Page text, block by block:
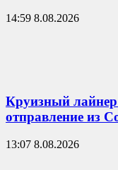
14:59 8.08.2026
Круизный лайнер
отправление из
13:07 8.08.2026